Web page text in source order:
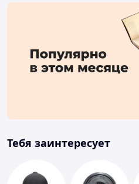
Тебя заинтересует